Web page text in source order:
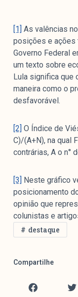
[1] As valências
posições e ações
Governo Federal
um texto sobre
Lula significa que
maneira como o
desfavorável.
[2] O Índice de
C)/(A+N), na qual
contrárias, A o n°
[3] Neste gráfico
posicionamento
opinião que
colunistas e
destaque
Compartilhe